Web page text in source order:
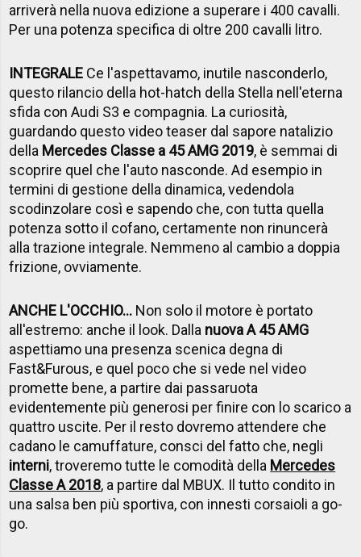
arriverà nella nuova edizione a superare i 400 cavalli.
Per una potenza specifica di oltre 200 cavalli litro.
INTEGRALE Ce l'aspettavamo, inutile nasconderlo,
questo rilancio della hot-hatch della Stella nell'eterna
sfida con Audi S3 e compagnia. La curiosità,
guardando questo video teaser dal sapore natalizio
della Mercedes Classe a 45 AMG 2019, è semmai di
scoprire quel che l'auto nasconde. Ad esempio in
termini di gestione della dinamica, vedendola
scodinzolare così e sapendo che, con tutta quella
potenza sotto il cofano, certamente non rinuncerà
alla trazione integrale. Nemmeno al cambio a doppia
frizione, ovviamente.
ANCHE L'OCCHIO... Non solo il motore è portato
all'estremo: anche il look. Dalla nuova A 45 AMG
aspettiamo una presenza scenica degna di
Fast&Furous, e quel poco che si vede nel video
promette bene, a partire dai passaruota
evidentemente più generosi per finire con lo scarico a
quattro uscite. Per il resto dovremo attendere che
cadano le camuffature, consci del fatto che, negli
interni, troveremo tutte le comodità della Mercedes
Classe A 2018, a partire dal MBUX. Il tutto condito in
una salsa ben più sportiva, con innesti corsaioli a go-
go.